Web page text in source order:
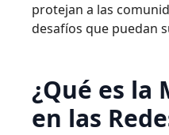
protejan a las
desafíos que puedan
¿Qué es la
en las